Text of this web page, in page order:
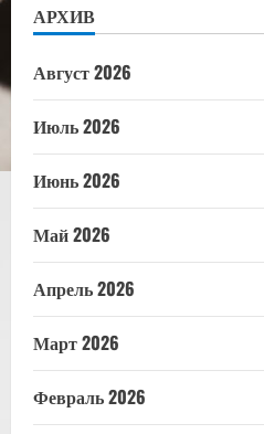
АРХИВ
Август 2026
Июль 2026
Июнь 2026
Май 2026
Апрель 2026
Март 2026
Февраль 2026